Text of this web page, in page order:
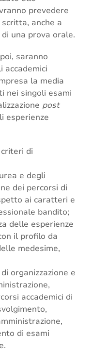
prevedere
anche a
una prova orale.
saranno
la media
nei singoli esami
post
esperienze
di
e degli
dei percorsi di
ai caratteri e
bandito;
delle esperienze
il profilo da
medesime,
organizzazione e
accademici di
di esami